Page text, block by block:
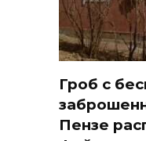
Гроб с
Пензе